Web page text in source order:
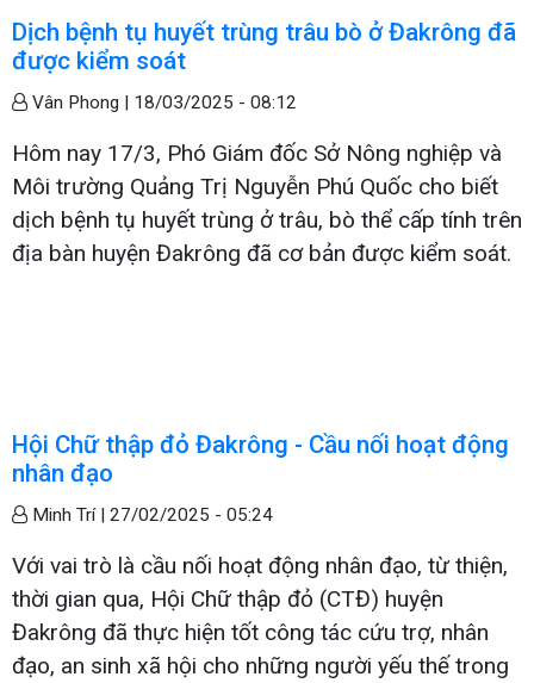
Dịch bệnh tụ huyết trùng trâu bò ở Đakrông đã
được kiểm soát
Vân Phong | 18/03/2025 - 08:12
Hôm nay 17/3, Phó Giám đốc Sở Nông nghiệp và
Môi trường Quảng Trị Nguyễn Phú Quốc cho biết
dịch bệnh tụ huyết trùng ở trâu, bò thể cấp tính trên
địa bàn huyện Đakrông đã cơ bản được kiểm soát.
Hội Chữ thập đỏ Đakrông - Cầu nối hoạt động
nhân đạo
Minh Trí | 27/02/2025 - 05:24
Với vai trò là cầu nối hoạt động nhân đạo, từ thiện,
thời gian qua, Hội Chữ thập đỏ (CTĐ) huyện
Đakrông đã thực hiện tốt công tác cứu trợ, nhân
đạo, an sinh xã hội cho những người yếu thế trong